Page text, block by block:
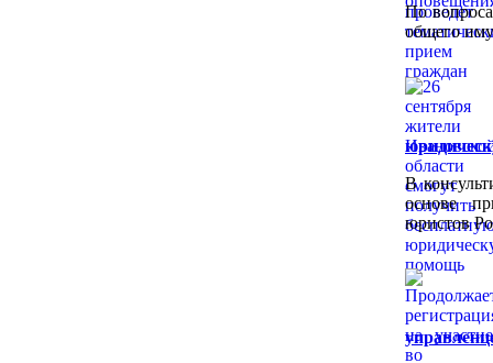
По
общего
В
основе
юристов